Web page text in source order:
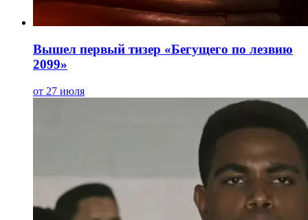
Вышел первый тизер «Бегущего по лезвию
2099»
от 27 июля